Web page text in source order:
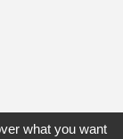
what you want